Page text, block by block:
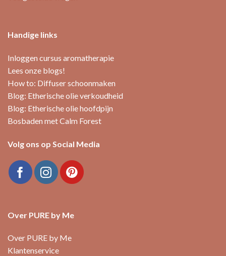
Handige links
Inloggen cursus aromatherapie
Lees onze blogs!
How to: Diffuser schoonmaken
Blog: Etherische olie verkoudheid
Blog: Etherische olie hoofdpijn
Bosbaden met Calm Forest
Volg ons op Social Media
Over PURE by Me
Over PURE by Me
Klantenservice